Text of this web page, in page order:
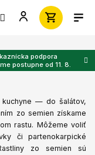
podpora
postupne od 11. 8.
kuchyne — do šalátov,
zo semien získame
rastu. Môžeme voliť
či partenokarpické
zo semien sú